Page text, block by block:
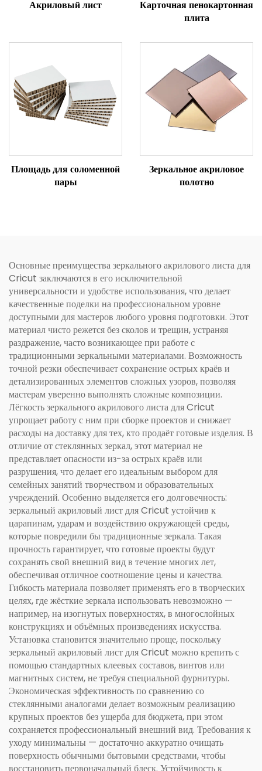
Акриловый лист
Карточная пенокартонная
плита
Площадь для соломенной
пары
Зеркальное акриловое
полотно
Основные преимущества зеркального акрилового листа для
Cricut заключаются в его исключительной
универсальности и удобстве использования, что делает
качественные поделки на профессиональном уровне
доступными для мастеров любого уровня подготовки. Этот
материал чисто режется без сколов и трещин, устраняя
раздражение, часто возникающее при работе с
традиционными зеркальными материалами. Возможность
точной резки обеспечивает сохранение острых краёв и
детализированных элементов сложных узоров, позволяя
мастерам уверенно выполнять сложные композиции.
Лёгкость зеркального акрилового листа для Cricut
упрощает работу с ним при сборке проектов и снижает
расходы на доставку для тех, кто продаёт готовые изделия. В
отличие от стеклянных зеркал, этот материал не
представляет опасности из-за острых краёв или
разрушения, что делает его идеальным выбором для
семейных занятий творчеством и образовательных
учреждений. Особенно выделяется его долговечность:
зеркальный акриловый лист для Cricut устойчив к
царапинам, ударам и воздействию окружающей среды,
которые повредили бы традиционные зеркала. Такая
прочность гарантирует, что готовые проекты будут
сохранять свой внешний вид в течение многих лет,
обеспечивая отличное соотношение цены и качества.
Гибкость материала позволяет применять его в творческих
целях, где жёсткие зеркала использовать невозможно —
например, на изогнутых поверхностях, в многослойных
конструкциях и объёмных произведениях искусства.
Установка становится значительно проще, поскольку
зеркальный акриловый лист для Cricut можно крепить с
помощью стандартных клеевых составов, винтов или
магнитных систем, не требуя специальной фурнитуры.
Экономическая эффективность по сравнению со
стеклянными аналогами делает возможным реализацию
крупных проектов без ущерба для бюджета, при этом
сохраняется профессиональный внешний вид. Требования к
уходу минимальны — достаточно аккуратно очищать
поверхность обычными бытовыми средствами, чтобы